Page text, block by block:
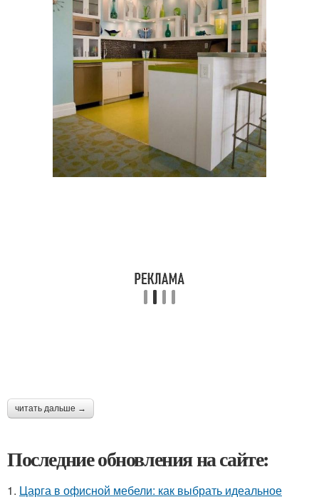
читать дальше →
Последние обновления на сайте:
1. Царга в офисной мебели: как выбрать идеальное